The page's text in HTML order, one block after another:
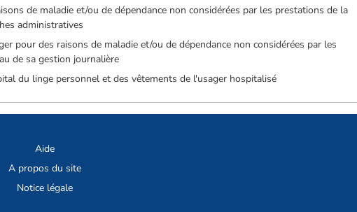
de maladie et/ou de dépendance non considérées par les prestations de la
administratives
pour des raisons de maladie et/ou de dépendance non considérées par les
de sa gestion journalière
du linge personnel et des vêtements de l'usager hospitalisé
Aide
A propos du site
Notice légale